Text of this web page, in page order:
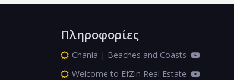
Πληροφορίες
Chania | Beaches and Coasts
Welcome to EfZin Real Estate